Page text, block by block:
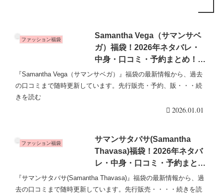
ファッション福袋
Samantha Vega（サマンサベ
ガ）福袋！2026年ネタバレ・
中身・口コミ・予約まとめ！バ
ッグや小物のセットがオスス
メ！
『Samantha Vega（サマンサベガ）』福袋の最新情報から、過去
の口コミまで随時更新しています。先行販売・予約、販・・・続
きを読む
2026.01.01
ファッション福袋
サマンサタバサ(Samantha
Thavasa)福袋！2026年ネタバ
レ・中身・口コミ・予約まと
め！
『サマンサタバサ(Samantha Thavasa)』福袋の最新情報から、過
去の口コミまで随時更新しています。先行販売・・・・続きを読